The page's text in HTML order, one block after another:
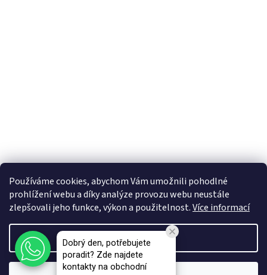
Používáme cookies, abychom Vám umožnili pohodlné
prohlížení webu a díky analýze provozu webu neustále
zlepšovali jeho funkce, výkon a použitelnost.Více informací
Nastavení
Vytvořil Shoptet Premium
Copyright 2026VAPEMA - B2B e-shop . Všechna práva vyhrazena.
Dobrý den, potřebujete
poradit? Zde najdete
kontakty na obchodní